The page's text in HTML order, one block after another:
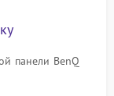
панели BenQ